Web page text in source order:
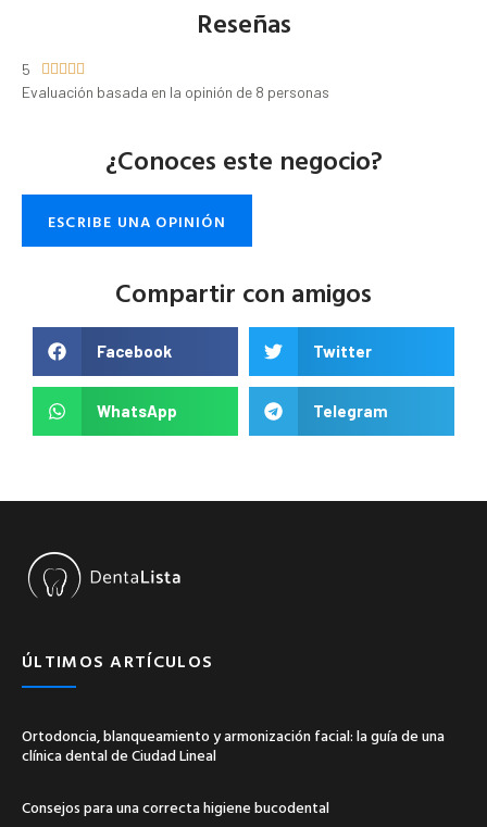
Reseñas
5     
Evaluación basada en la opinión de 8 personas
¿Conoces este negocio?
ESCRIBE UNA OPINIÓN
Compartir con amigos
Facebook Twitter
WhatsApp Telegram
ÚLTIMOS ARTÍCULOS
Ortodoncia, blanqueamiento y armonización facial: la guía de una
clínica dental de Ciudad Lineal
Consejos para una correcta higiene bucodental